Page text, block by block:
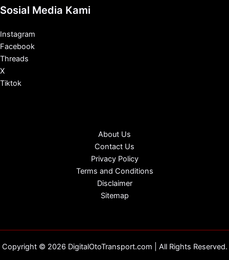
Sosial Media Kami
Instagram
Facebook
Threads
X
Tiktok
About Us
Contact Us
Privacy Policy
Terms and Conditions
Disclaimer
Sitemap
Copyright © 2026 DigitalOtoTransport.com | All Rights Reserved.